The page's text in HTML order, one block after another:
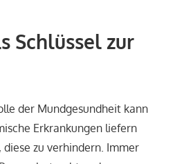
Schlüssel zur
der Mundgesundheit kann
Erkrankungen liefern
zu verhindern. Immer